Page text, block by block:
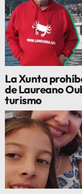
La Xunta
de Laureano
turismo